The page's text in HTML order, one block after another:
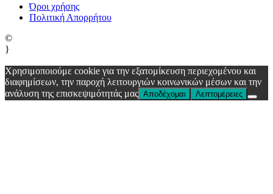
Όροι χρήσης
Πολιτική Απορρήτου
©
}
Χρησιμοποιούμε cookie για την εξατομίκευση περιεχομένου και
διαφημίσεων, την παροχή λειτουργιών κοινωνικών μέσων και την
ανάλυση της επισκεψιμότητάς μας Αποδέχομαι Λεπτομέρειες